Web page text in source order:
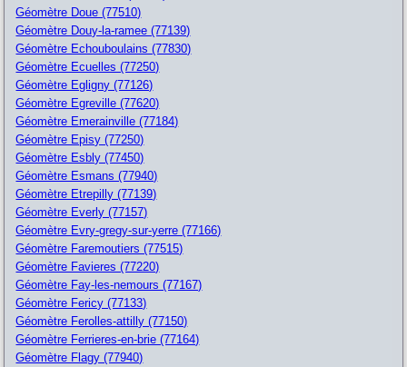
Géomètre Doue (77510)
Géomètre Douy-la-ramee (77139)
Géomètre Echouboulains (77830)
Géomètre Ecuelles (77250)
Géomètre Egligny (77126)
Géomètre Egreville (77620)
Géomètre Emerainville (77184)
Géomètre Episy (77250)
Géomètre Esbly (77450)
Géomètre Esmans (77940)
Géomètre Etrepilly (77139)
Géomètre Everly (77157)
Géomètre Evry-gregy-sur-yerre (77166)
Géomètre Faremoutiers (77515)
Géomètre Favieres (77220)
Géomètre Fay-les-nemours (77167)
Géomètre Fericy (77133)
Géomètre Ferolles-attilly (77150)
Géomètre Ferrieres-en-brie (77164)
Géomètre Flagy (77940)